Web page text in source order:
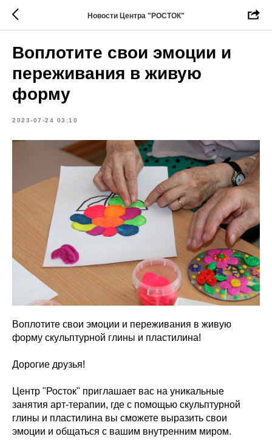
Новости Центра "РОСТОК"
Воплотите свои эмоции и
переживания в живую
форму
2023-07-24 03:10
Воплотите свои эмоции и переживания в живую
форму скульптурной глины и пластилина!
Дорогие друзья!
Центр "Росток" приглашает вас на уникальные
занятия арт-терапии, где с помощью скульптурной
глины и пластилина вы сможете выразить свои
эмоции и общаться с вашим внутренним миром.